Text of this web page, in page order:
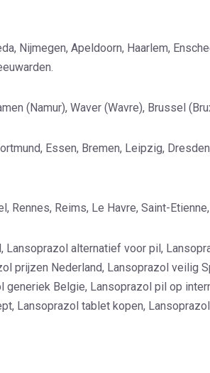
Nijmegen, Apeldoorn, Haarlem,
(Namur), Waver (Wavre), Brussel
Essen, Bremen, Leipzig,
Rennes, Reims, Le Havre, Saint-
Lansoprazol alternatief voor pil,
prijzen Nederland, Lansoprazol veilig
Belgie, Lansoprazol pil op
Lansoprazol tablet kopen, Lansoprazol